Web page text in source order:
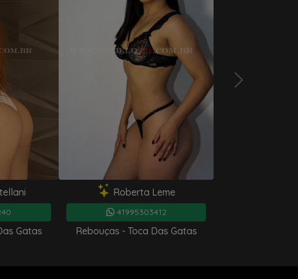
Leme
Das Gatas
Talita Sanches
41998334101
Rebouças - Toca Das Gatas
Assistente Virtual
Online
Olá! Vi que você está em Curitiba